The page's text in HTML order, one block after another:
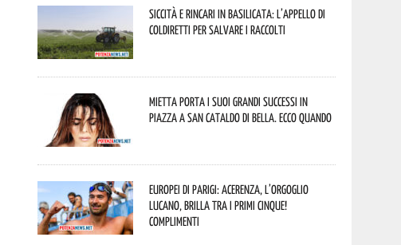
Siccità e rincari in Basilicata: l’appello di
Coldiretti per salvare i raccolti
Mietta porta i suoi grandi successi in
piazza a San Cataldo di Bella. Ecco quando
Europei di Parigi: Acerenza, l’orgoglio
lucano, brilla tra i primi cinque!
Complimenti